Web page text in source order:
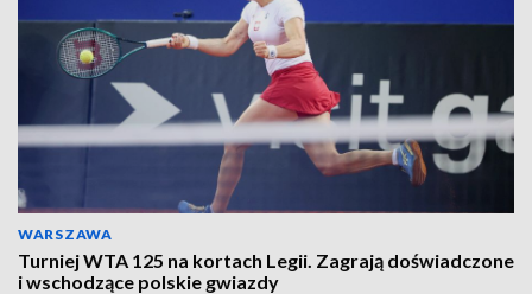
WARSZAWA
Turniej WTA 125 na kortach Legii. Zagrają doświadczone
i wschodzące polskie gwiazdy